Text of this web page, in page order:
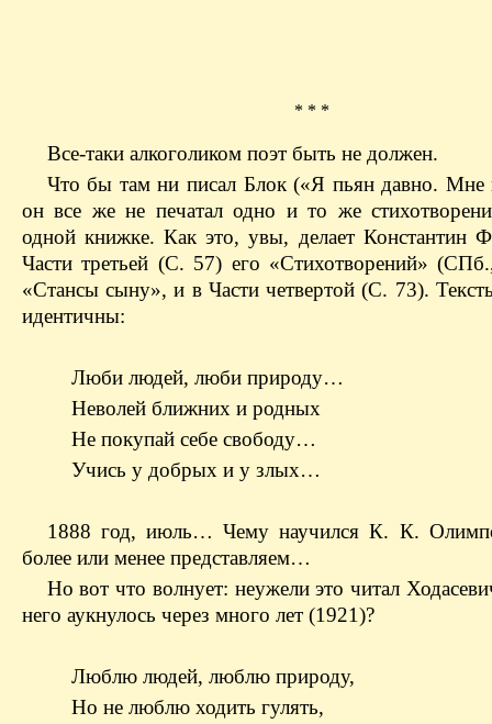
* * *
Все-таки алкоголиком поэт быть не должен.
Что бы там ни писал Блок («Я пьян давно. Мне
он все же не печатал одно и то же
одной книжке. Как это, увы, делает Константин
Части третьей (С. 57) его «Стихотворений»
«Стансы сыну», и в Части четвертой (С. 73).
идентичны:
Люби людей, люби природу…
Неволей ближних и родных
Не покупай себе свободу…
Учись у добрых и у злых…
1888 год, июль… Чему научился К. К.
более или менее представляем…
Но вот что волнует: неужели это читал
него аукнулось через много лет (1921)?
Люблю людей, люблю природу,
Но не люблю ходить гулять,